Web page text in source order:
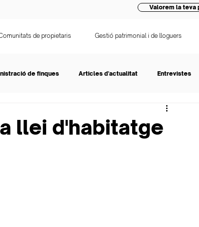
Valorem la teva
de propietaris Gestió patrimonial i de lloguers
de finques Articles d'actualitat Entrevistes
llei d'habitatge